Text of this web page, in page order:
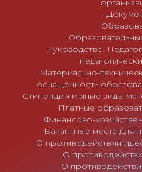
Руководство.
Материально-
оснащенность
Стипендии и иные виды
Платные
Финансово-
Вакантные места для
О противодействии
О
О